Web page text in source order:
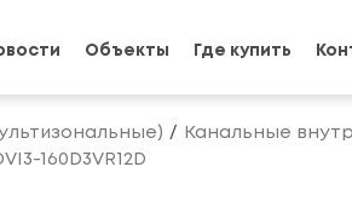
Объекты Где купить
Канальные
160D3VR12D